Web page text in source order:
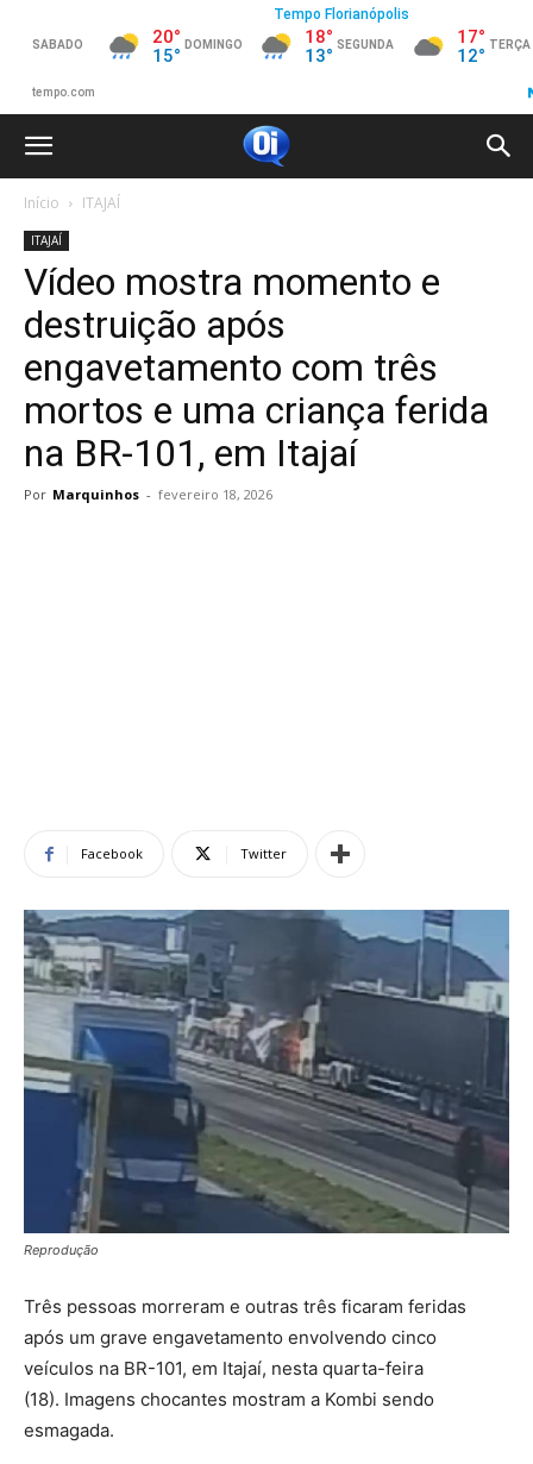
Início ITAJAÍ
ITAJAÍ
Vídeo mostra momento e
destruição após
engavetamento com três
mortos e uma criança ferida
na BR-101, em Itajaí
Por Marquinhos - fevereiro 18, 2026
Facebook Twitter
Reprodução
Três pessoas morreram e outras três ficaram feridas
após um grave engavetamento envolvendo cinco
veículos na BR-101, em Itajaí, nesta quarta-feira
(18). Imagens chocantes mostram a Kombi sendo
esmagada.